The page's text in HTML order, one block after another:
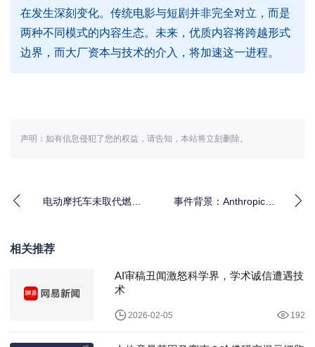
在发生深刻变化。传统电影与短剧并非完全对立，而是
两种不同模式的内容生态。未来，优质内容将跨越形式
边界，而大厂资本与技术的介入，将加速这一进程。
声明：如有信息侵犯了您的权益，请告知，本站将立刻删除。
电动摩托车未取代燃油
事件背景：Anthropic
相关推荐
AI审稿丑闻激怒科学界，学术诚信遭遇技
术
2026-02-05 192